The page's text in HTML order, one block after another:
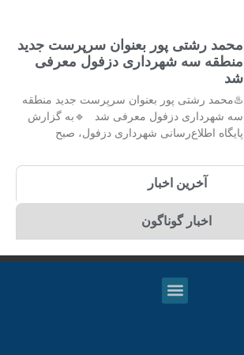
محمد رشتی پور بعنوان سرپرست جدید
منطقه سه شهرداری دزفول معرفی
شد
♨️محمد رشتی پور بعنوان سرپرست جدید منطقه
سه شهرداری دزفول معرفی شد 🔹به گزارش
پایگاه اطلاع‌رسانی شهرداری دزفول، صبح
آخرین اخبار
اخبار گوناگون